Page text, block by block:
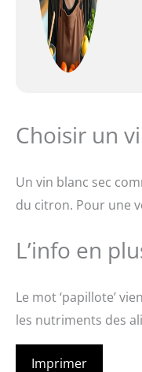
Choisir un
Un vin blanc sec
du citron. Pour une
L’info en
Le mot ‘papillote’
les nutriments des
Imprimer